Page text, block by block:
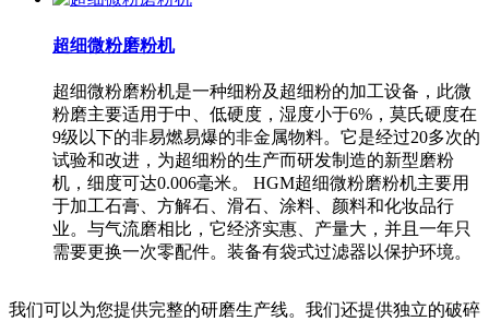
超细微粉磨粉机
超细微粉磨粉机是一种细粉及超细粉的加工设备，此微
粉磨主要适用于中、低硬度，湿度小于6%，莫氏硬度在
9级以下的非易燃易爆的非金属物料。它是经过20多次的
试验和改进，为超细粉的生产而研发制造的新型磨粉
机，细度可达0.006毫米。 HGM超细微粉磨粉机主要用
于加工石膏、方解石、滑石、涂料、颜料和化妆品行
业。与气流磨相比，它经济实惠、产量大，并且一年只
需要更换一次零配件。装备有袋式过滤器以保护环境。
我们可以为您提供完整的研磨生产线。我们还提供独立的破碎